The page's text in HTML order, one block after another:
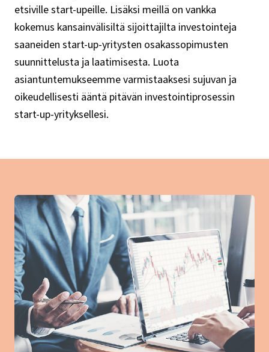
etsiville start-upeille. Lisäksi meillä on vankka
kokemus kansainvälisiltä sijoittajilta investointeja
saaneiden start-up-yritysten osakassopimusten
suunnittelusta ja laatimisesta. Luota
asiantuntemukseemme varmistaaksesi sujuvan ja
oikeudellisesti ääntä pitävän investointiprosessin
start-up-yrityksellesi.